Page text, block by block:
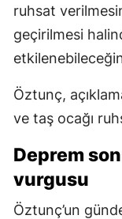
ruhsat
geçirilmesi
Öztunç,
ve taş ocağı
Deprem
vurgusu
Öztunç’un